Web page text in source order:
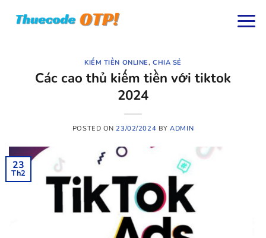
KIẾM TIỀN ONLINE,CHIA SẺ
Các cao thủ kiếm tiền với tiktok
2024
POSTED ON23/02/2024 BYADMIN
23
Th2